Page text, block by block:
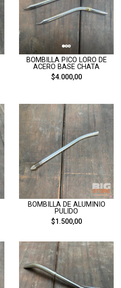
BOMBILLA PICO LORO DE
ACERO BASE CHATA
$4.000,00
BOMBILLA DE ALUMINIO
PULIDO
$1.500,00